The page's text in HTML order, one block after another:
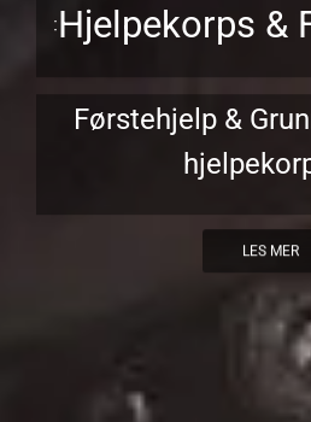
Hjelpekorps &
Førstehjelp &
LES MER